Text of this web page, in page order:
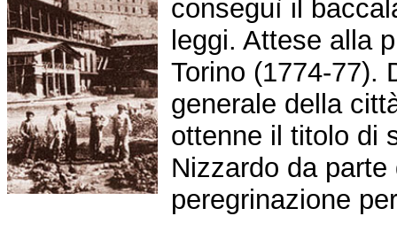
conseguì il
leggi. Attese alla
Torino (1774-77).
generale della
ottenne il titolo di
Nizzardo da
peregrinazione